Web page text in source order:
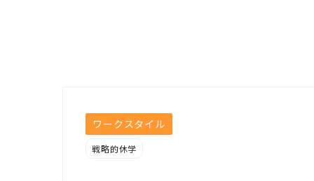
ワークスタイル
戦略的休学